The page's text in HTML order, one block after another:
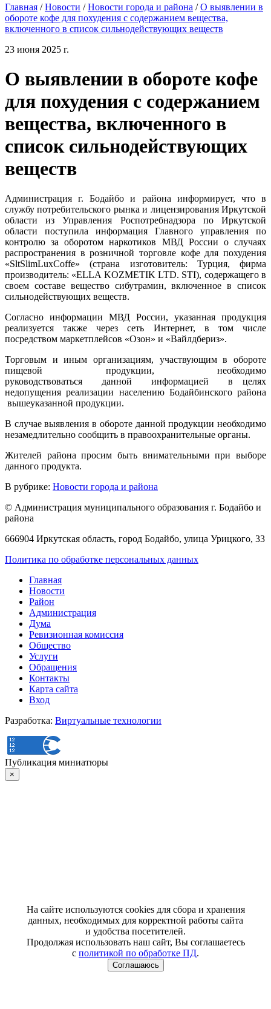
Главная / Новости / Новости города и района / О выявлении в
обороте кофе для похудения с содержанием вещества,
включенного в список сильнодействующих веществ
23 июня 2025 г.
О выявлении в обороте кофе
для похудения с содержанием
вещества, включенного в
список сильнодействующих
веществ
Администрация г. Бодайбо и района информирует, что в
службу потребительского рынка и лицензирования Иркутской
области из Управления Роспотребнадзора по Иркутской
области поступила информация Главного управления по
контролю за оборотом наркотиков МВД России о случаях
распространения в розничной торговле кофе для похудения
«SltSlimLuxCoffe» (страна изготовитель: Турция, фирма
производитель: «ELLA KOZMETIK LTD. STI), содержащего в
своем составе вещество сибутрамин, включенное в список
сильнодействующих веществ.
Согласно информации МВД России, указанная продукция
реализуется также через сеть Интернет, в том числе
посредством маркетплейсов «Озон» и «Вайлдбериз».
Торговым и иным организациям, участвующим в обороте
пищевой продукции, необходимо
руководствоваться данной информацией в целях
недопущения реализации населению Бодайбинского района
вышеуказанной продукции.
В случае выявления в обороте данной продукции необходимо
незамедлительно сообщить в правоохранительные органы.
Жителей района просим быть внимательными при выборе
данного продукта.
В рубрике: Новости города и района
© Администрация муниципального образования г. Бодайбо и
района
666904 Иркутская область, город Бодайбо, улица Урицкого, 33
Политика по обработке персональных данных
Главная
Новости
Район
Администрация
Дума
Ревизионная комиссия
Общество
Услуги
Обращения
Контакты
Карта сайта
Вход
Разработка: Виртуальные технологии
Публикация миниатюры
×
На сайте используются cookies для сбора и хранения
данных, необходимых для корректной работы сайта
и удобства посетителей.
Продолжая использовать наш сайт, Вы соглашаетесь
с политикой по обработке ПД.
Соглашаюсь